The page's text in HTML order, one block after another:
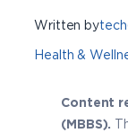
Written by
Health &
Content
(MBBS).